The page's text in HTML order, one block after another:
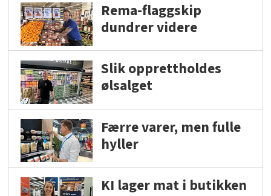
Rema-flaggskip
dundrer videre
Slik opprettholdes
ølsalget
Færre varer, men fulle
hyller
KI lager mat i butikken